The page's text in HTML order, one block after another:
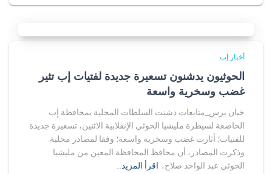
أخبار إب
الحوثيون يدشنون تسعيرة جديدة لفتيات إب تثير
غضب وسخرية واسعة
خبان برس_متابعات دشنت السلطات المحلية بمحافظة إب
الخاضعة لسيطرة مليشيا الحوثي الإنقلابية الاثنين، تسعيرة جديدة
للفتيات؛ أثارت غضب وسخرية واسعة؛ وفقا لمصادر محلية.
وذكرت المصادر، أن محافظ المحافظة المعين من مليشيا
الحوثي عبد الواحد صلاح، اقرأ المزيد…